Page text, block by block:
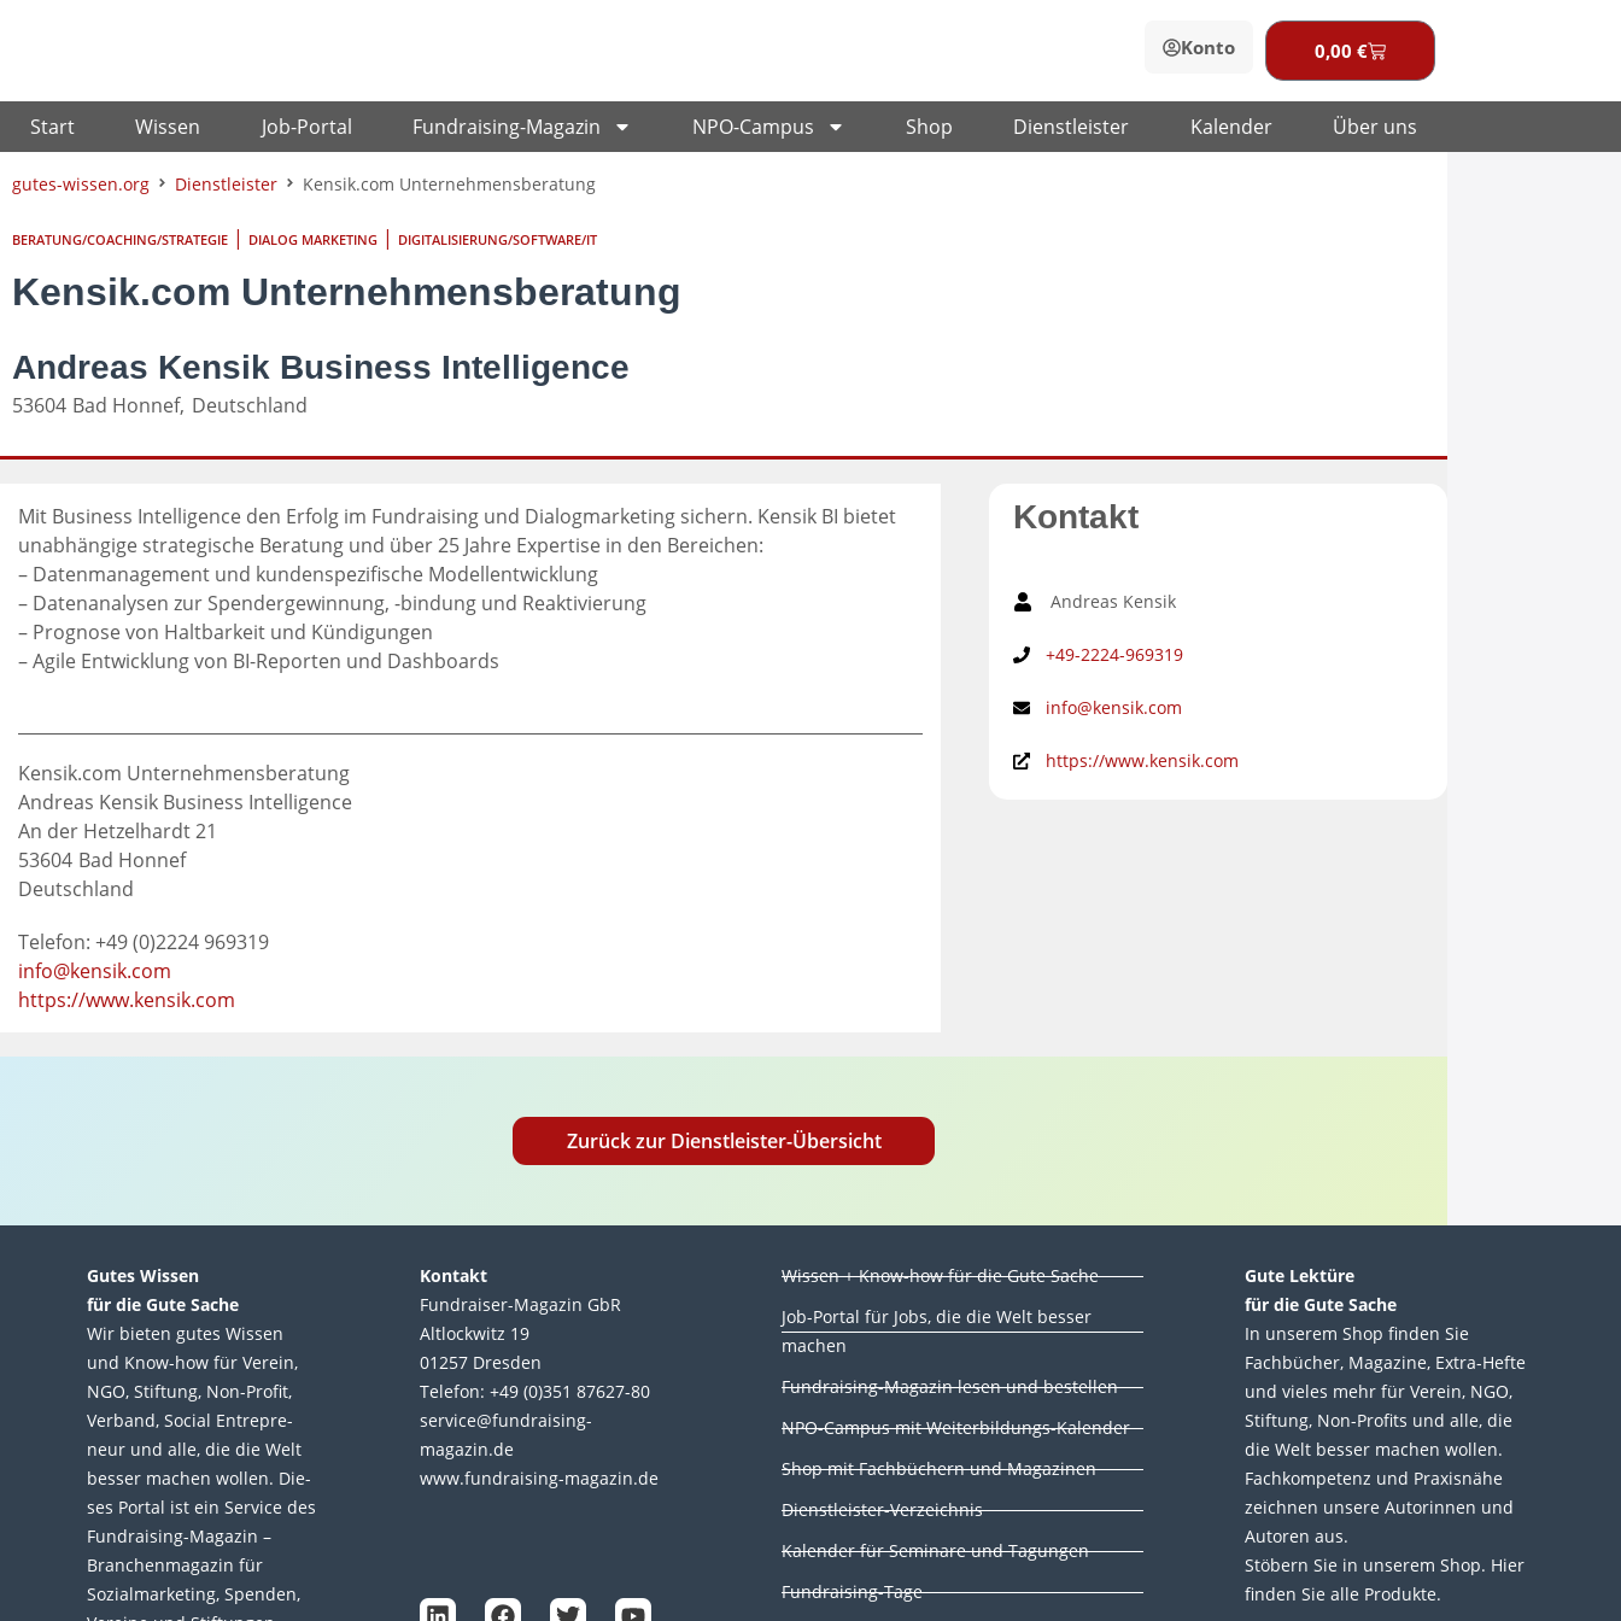
Konto 0,00 €Warenkorb
Start Wissen Job-Portal Fundraising-Magazin NPO-Campus Shop Dienstleister Kalender Über uns
gutes-wissen.org Dienstleister Kensik.com Unternehmensberatung
BERATUNG/COACHING/STRATEGIE | DIALOG MARKETING | DIGITALISIERUNG/SOFTWARE/IT
Kensik.com Unternehmensberatung
Andreas Kensik Business Intelligence
53604 Bad Honnef, Deutschland
Mit Business Intelligence den Erfolg im Fundraising und Dialogmarketing sichern. Kensik BI bietet
unabhängige strategische Beratung und über 25 Jahre Expertise in den Bereichen:
– Datenmanagement und kundenspezifische Modellentwicklung
– Datenanalysen zur Spendergewinnung, -bindung und Reaktivierung
– Prognose von Haltbarkeit und Kündigungen
– Agile Entwicklung von BI-Reporten und Dashboards
Kensik.com Unternehmensberatung
Andreas Kensik Business Intelligence
An der Hetzelhardt 21
53604 Bad Honnef
Deutschland
Telefon: +49 (0)2224 969319
info@kensik.com
https://www.kensik.com
Kontakt
Andreas Kensik
+49-2224-969319
info@kensik.com
https://www.kensik.com
Zurück zur Dienstleister-Übersicht
Gutes Wissen
für die Gute Sache
Wir bie­ten gutes Wis­sen
und Know-how für Ver­ein,
NGO, Stif­tung, Non-Profit,
Ver­band, Social Entre­pre­
neur und alle, die die Welt
bes­ser machen wol­len. Die­
ses Por­tal ist ein Service des
Fund­raising-Magazin –
Bran­chen­magazin für
Sozial­marke­ting, Spen­den,
Kontakt
Fundraiser-Magazin GbR
Altlockwitz 19
01257 Dresden
Telefon: +49 (0)351 87627-80
service@fundraising-
magazin.de
www.fundraising-magazin.de
k e t t
Wissen + Know-how für die Gute Sache
Job-Portal für Jobs, die die Welt besser
machen
Fundraising-Magazin lesen und bestellen
NPO-Campus mit Weiterbildungs-Kalender
Shop mit Fachbüchern und Magazinen
Dienstleister-Verzeichnis
Kalender für Seminare und Tagungen
Fundraising-Tage
Gute Lektüre
für die Gute Sache
In unserem Shop finden Sie
Fachbücher, Magazine, Extra-Hefte
und vieles mehr für Verein, NGO,
Stiftung, Non-Profits und alle, die
die Welt besser machen wollen.
Fachkompetenz und Praxisnähe
zeichnen unsere Autorinnen und
Autoren aus.
Stöbern Sie in unserem Shop. Hier
finden Sie alle Produkte.